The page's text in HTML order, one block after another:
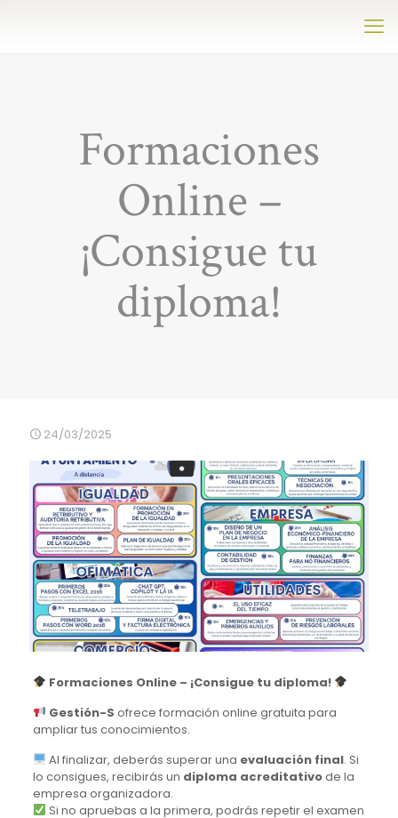
Formaciones
Online –
¡Consigue tu
diploma!
24/03/2025
Formaciones Online – ¡Consigue tu diploma!
Gestión-S ofrece formación online gratuita para
ampliar tus conocimientos.
Al finalizar, deberás superar una evaluación final. Si
lo consigues, recibirás un diploma acreditativode la
empresa organizadora.
Si no apruebas a la primera, podrás repetir el examen